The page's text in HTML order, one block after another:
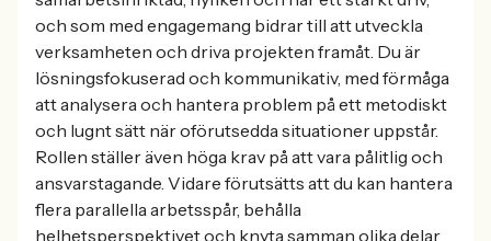
och som med engagemang bidrar till att utveckla
verksamheten och driva projekten framåt. Du är
lösningsfokuserad och kommunikativ, med förmåga
att analysera och hantera problem på ett metodiskt
och lugnt sätt när oförutsedda situationer uppstår.
Rollen ställer även höga krav på att vara pålitlig och
ansvarstagande. Vidare förutsätts att du kan hantera
flera parallella arbetsspår, behålla
helhetsperspektivet och knyta samman olika delar